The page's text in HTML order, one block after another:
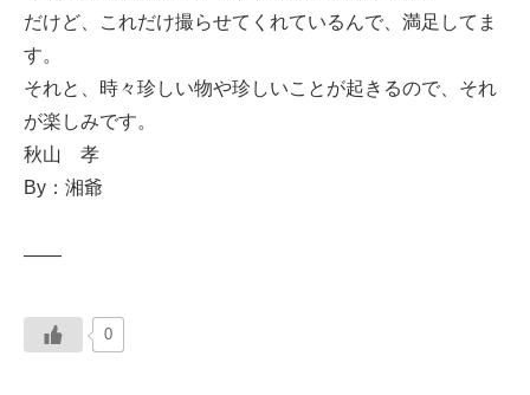
だけど、これだけ撮らせてくれているんで、満足してま
す。
それと、時々珍しい物や珍しいことが起きるので、それ
が楽しみです。
秋山 孝
By：湘爺
——
0